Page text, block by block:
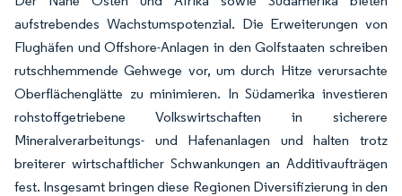
aufstrebendes Wachstumspotenzial. Die Erweiterungen von
Flughäfen und Offshore-Anlagen in den Golfstaaten schreiben
rutschhemmende Gehwege vor, um durch Hitze verursachte
Oberflächenglätte zu minimieren. In Südamerika investieren
rohstoffgetriebene Volkswirtschaften in sicherere
Mineralverarbeitungs- und Hafenanlagen und halten trotz
breiterer wirtschaftlicher Schwankungen an Additivaufträgen
fest. Insgesamt bringen diese Regionen Diversifizierung in den